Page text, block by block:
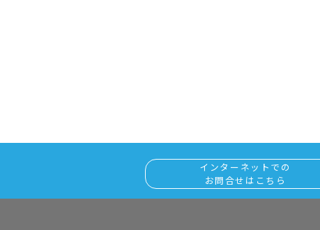
インターネットでの
お問合せはこちら